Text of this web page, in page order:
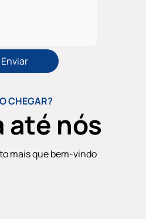
CHEGAR?
até nós
mais que bem-vindo